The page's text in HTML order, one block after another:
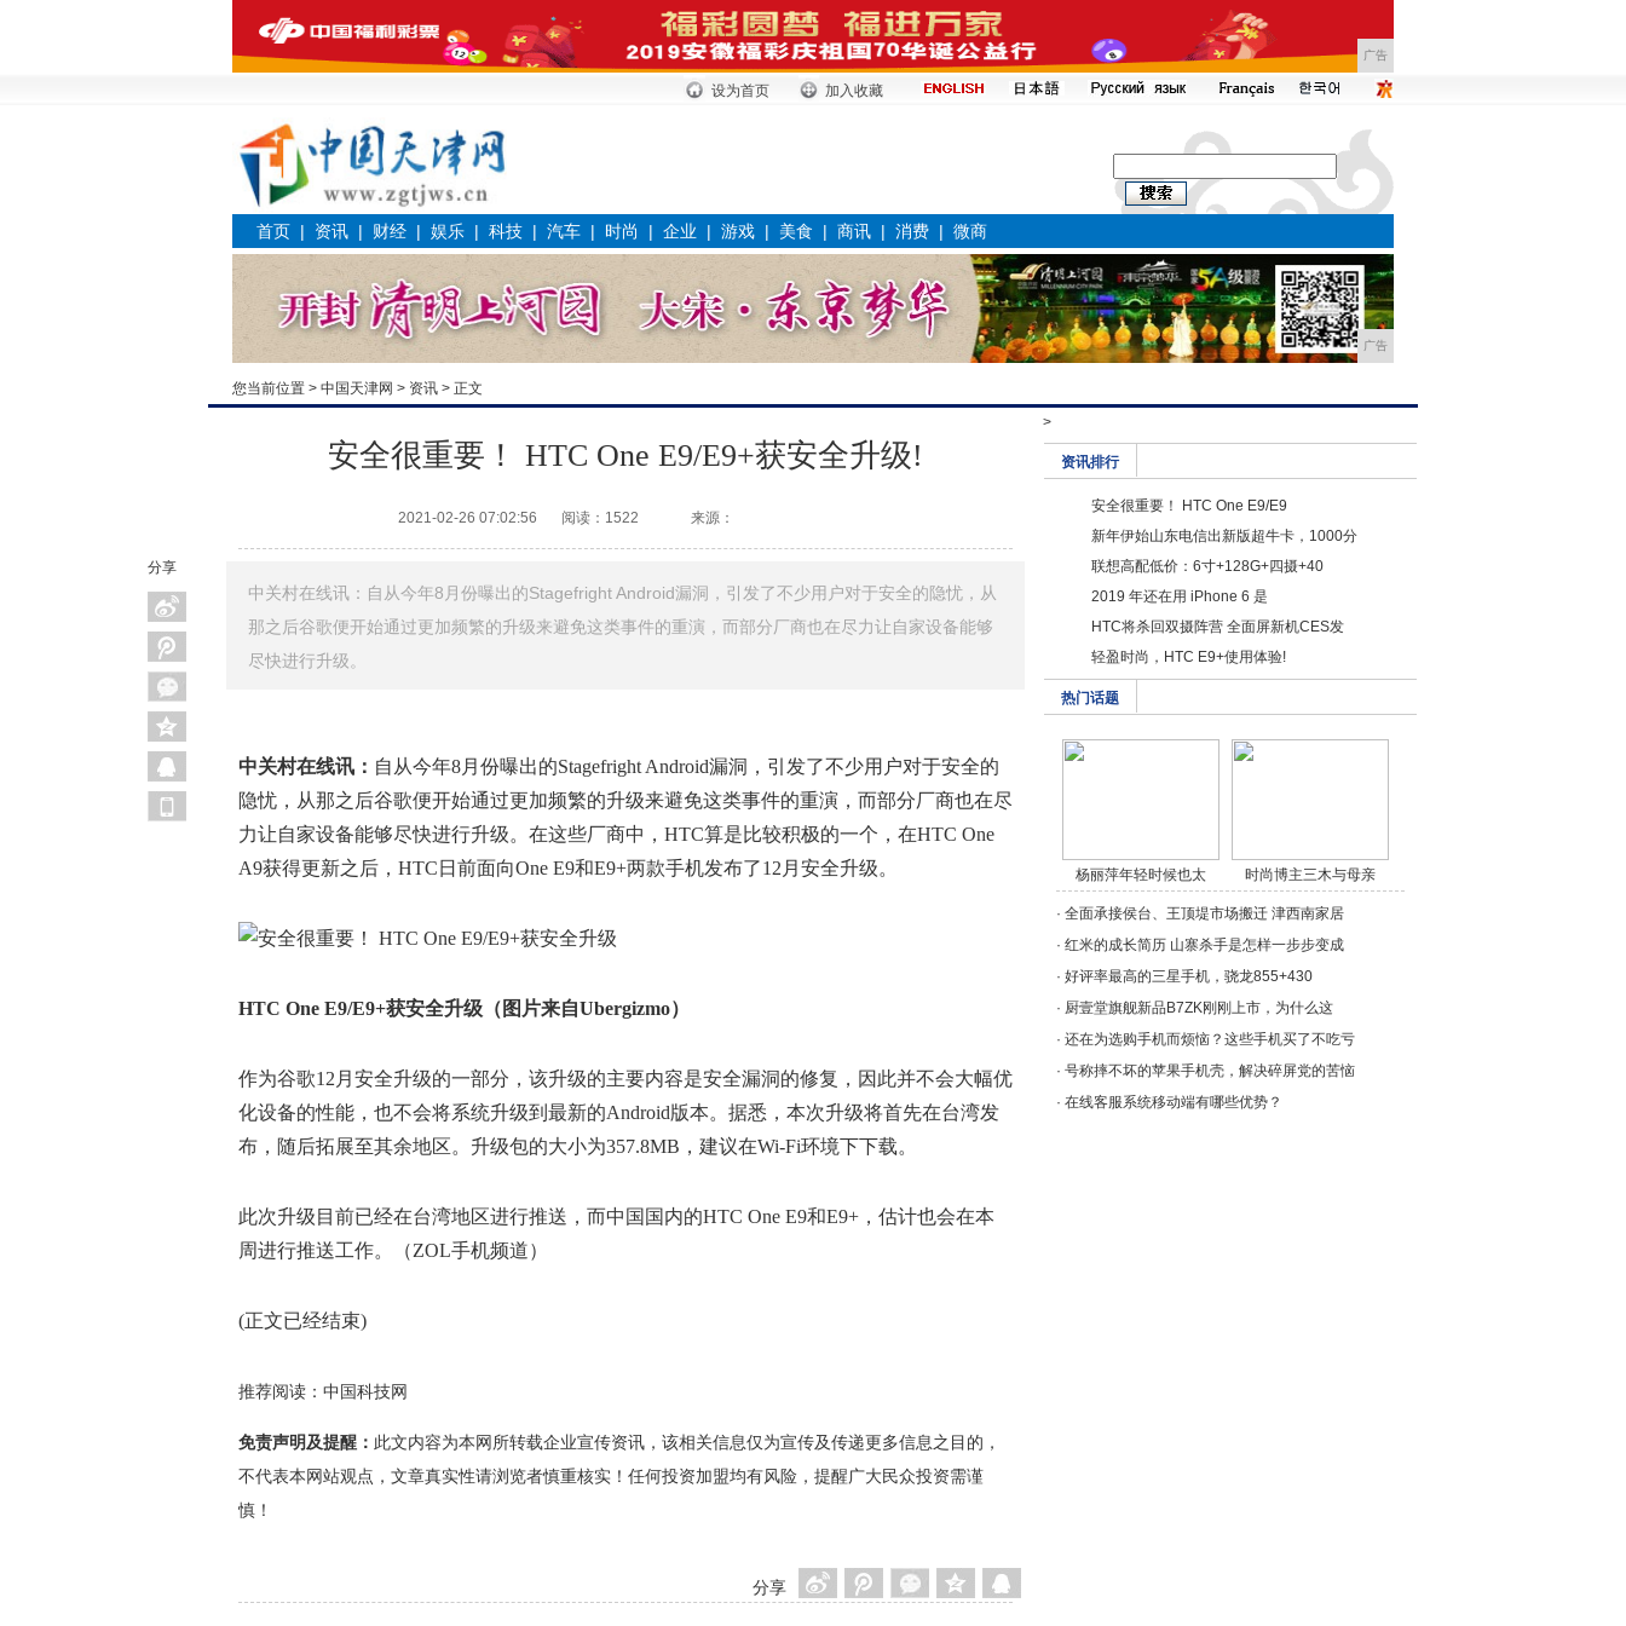
广告
设为首页 加入收藏
首页 | 资讯 | 财经 | 娱乐 | 科技 | 汽车 | 时尚 | 企业 | 游戏 | 美食 | 商讯 | 消费 | 微商
广告
您当前位置 > 中国天津网 > 资讯 > 正文
>
分享
安全很重要！ HTC One E9/E9+获安全升级!
2021-02-26 07:02:56 阅读：1522 来源：
中关村在线讯：自从今年8月份曝出的Stagefright Android漏洞，引发了不少用户对于安全的隐忧，从
那之后谷歌便开始通过更加频繁的升级来避免这类事件的重演，而部分厂商也在尽力让自家设备能够
尽快进行升级。
中关村在线讯： 自从今年8月份曝出的Stagefright Android漏洞，引发了不少用户对于安全的
隐忧，从那之后谷歌便开始通过更加频繁的升级来避免这类事件的重演，而部分厂商也在尽
力让自家设备能够尽快进行升级。在这些厂商中，HTC算是比较积极的一个，在HTC One
A9获得更新之后，HTC日前面向One E9和E9+两款手机发布了12月安全升级。
HTC One E9/E9+获安全升级（图片来自Ubergizmo）
作为谷歌12月安全升级的一部分，该升级的主要内容是安全漏洞的修复，因此并不会大幅优
化设备的性能，也不会将系统升级到最新的Android版本。据悉，本次升级将首先在台湾发
布，随后拓展至其余地区。升级包的大小为357.8MB，建议在Wi-Fi环境下下载。
此次升级目前已经在台湾地区进行推送，而中国国内的HTC One E9和E9+，估计也会在本
周进行推送工作。（ZOL手机频道）
(正文已经结束)
推荐阅读： 中国科技网
免责声明及提醒： 此文内容为本网所转载企业宣传资讯，该相关信息仅为宣传及传递更多信息之目的，
不代表本网站观点，文章真实性请浏览者慎重核实！任何投资加盟均有风险，提醒广大民众投资需谨
慎！
分享
资讯排行
安全很重要！ HTC One E9/E9
新年伊始山东电信出新版超牛卡，1000分
联想高配低价：6寸+128G+四摄+40
2019 年还在用 iPhone 6 是
HTC将杀回双摄阵营 全面屏新机CES发
轻盈时尚，HTC E9+使用体验!
热门话题
杨丽萍年轻时候也太
美/a>
时尚博主三木与母亲
穿/a>
· 全面承接侯台、王顶堤市场搬迁 津西南家居
· 红米的成长简历 山寨杀手是怎样一步步变成
· 好评率最高的三星手机，骁龙855+430
· 厨壹堂旗舰新品B7ZK刚刚上市，为什么这
· 还在为选购手机而烦恼？这些手机买了不吃亏
· 号称摔不坏的苹果手机壳，解决碎屏党的苦恼
· 在线客服系统移动端有哪些优势？